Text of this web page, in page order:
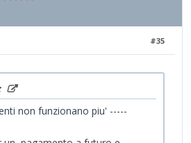
#35
non funzionano piu' -----